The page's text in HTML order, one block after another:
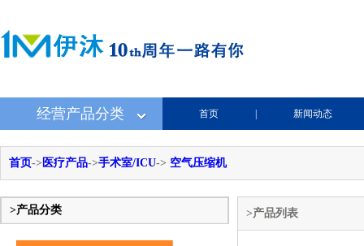
经营产品分类 首页 新闻动态
首页-> 医疗产品->手术室/ICU-> 空气压缩机
>产品分类 >产品列表